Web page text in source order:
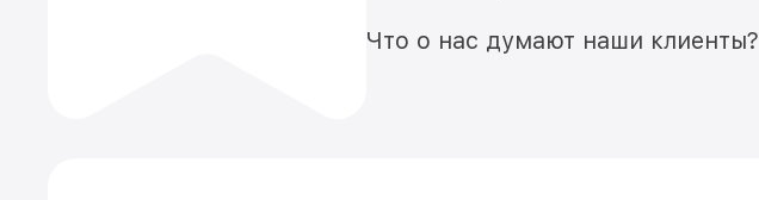
Что о нас думают наши клиенты?